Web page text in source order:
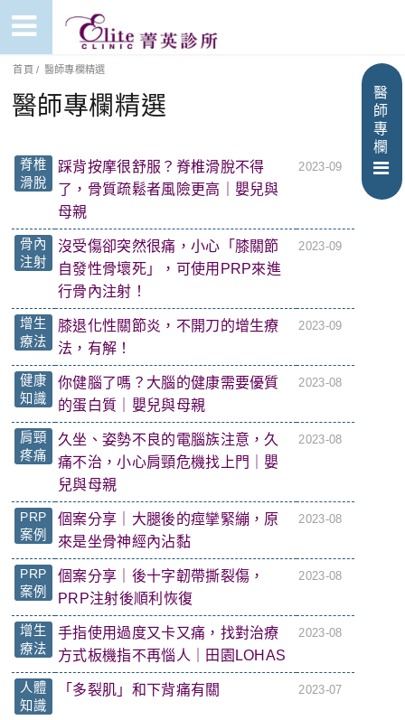
醫
師
專
欄
首頁 / 醫師專欄精選
醫師專欄精選
脊椎
滑脫
踩背按摩很舒服？脊椎滑脫不得
了，骨質疏鬆者風險更高｜嬰兒與
母親
2023-09
骨內
注射
沒受傷卻突然很痛，小心「膝關節
自發性骨壞死」，可使用PRP來進
行骨內注射！
2023-09
增生
療法
膝退化性關節炎，不開刀的增生療
法，有解！
2023-09
健康
知識
你健腦了嗎？大腦的健康需要優質
的蛋白質｜嬰兒與母親
2023-08
肩頸
疼痛
久坐、姿勢不良的電腦族注意，久
痛不治，小心肩頸危機找上門｜嬰
兒與母親
2023-08
PRP
案例
個案分享｜大腿後的痙攣緊繃，原
來是坐骨神經內沾黏
2023-08
PRP
案例
個案分享｜後十字韌帶撕裂傷，
PRP注射後順利恢復
2023-08
增生
療法
手指使用過度又卡又痛，找對治療
方式板機指不再惱人｜田園LOHAS
2023-08
人體
知識
「多裂肌」和下背痛有關 2023-07